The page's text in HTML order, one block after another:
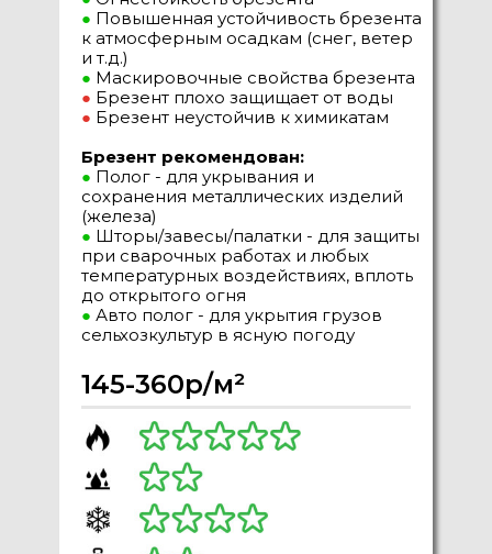
145-360р/м²
● Повышенная устойчивость брезента
к атмосферным осадкам (снег, ветер
и т.д.)
● Маскировочные свойства брезента
● Брезент плохо защищает от воды
● Брезент неустойчив к химикатам
Брезент рекомендован:
● Полог - для укрывания и
сохранения металлических изделий
(железа)
● Шторы/завесы/палатки - для защиты
при сварочных работах и любых
температурных воздействиях, вплоть
до открытого огня
● Авто полог - для укрытия грузов
сельхозкультур в ясную погоду